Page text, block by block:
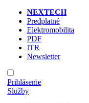
NEXTECH
Predplatné
Elektromobilita
PDF
ITR
Newsletter
Prihlásenie
Služby